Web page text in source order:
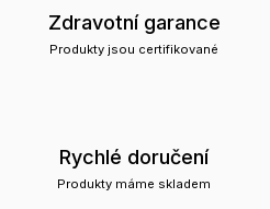
Zdravotní garance
Produkty jsou certifikované
Rychlé doručení
Produkty máme skladem